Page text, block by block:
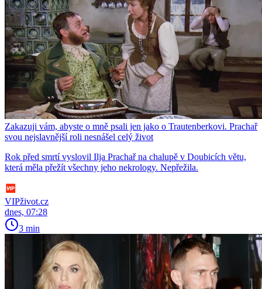
Zakazuji vám, abyste o mně psali jen jako o Trautenberkovi. Prachař
svou nejslavnější roli nesnášel celý život
Rok před smrtí vyslovil Ilja Prachař na chalupě v Doubicích větu,
která měla přežít všechny jeho nekrology. Nepřežila.
VIPživot.cz
dnes, 07:28
3 min